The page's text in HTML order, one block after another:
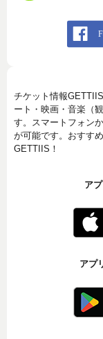
チケット情報
ート・映画・音楽（
す。スマートフォン
が可能です。おすす
GETTIIS！
ア
アプ